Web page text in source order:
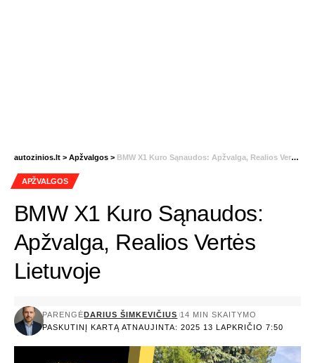
autozinios.lt > Apžvalgos > BMW X1 Kuro Sąnaudos: Apžvalga, Realios Vertės Lietuvoje
APŽVALGOS
BMW X1 Kuro Sąnaudos:
Apžvalga, Realios Vertės
Lietuvoje
PASKUTINĮ KARTĄ ATNAUJINTA: 2025 13 LAPKRIČIO 7:50
PARENGĖDARIUS ŠIMKEVIČIUS 14 MIN SKAITYMO